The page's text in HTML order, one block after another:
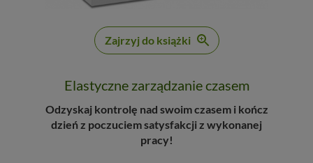
Zajrzyj do książki
Elastyczne zarządzanie czasem
Odzyskaj kontrolę nad swoim czasem i kończ
dzień z poczuciem satysfakcji z wykonanej
pracy!